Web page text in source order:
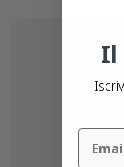
Il
Email